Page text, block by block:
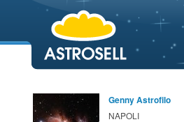
Genny Astrofilo
NAPOLI